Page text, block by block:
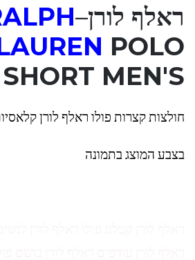
ראלף לורן–
POLO
MEN'S
חולצות קצרות פולו ראלף לורן
בצבע המוצג בתמונה